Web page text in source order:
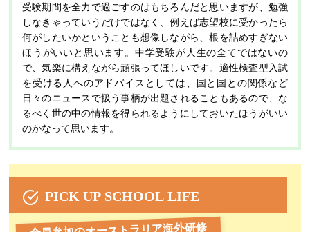
受験期間を全力で過ごすのはもちろんだと思いますが、勉強
しなきゃっていうだけではなく、例えば志望校に受かったら
何がしたいかということも想像しながら、根を詰めすぎない
ほうがいいと思います。中学受験が人生の全てではないの
で、気楽に構えながら頑張ってほしいです。適性検査型入試
を受ける人へのアドバイスとしては、国と国との関係など
日々のニュースで扱う事柄が出題されることもあるので、な
るべく世の中の情報を得られるようにしておいたほうがいい
のかなって思います。
PICK UP SCHOOL LIFE